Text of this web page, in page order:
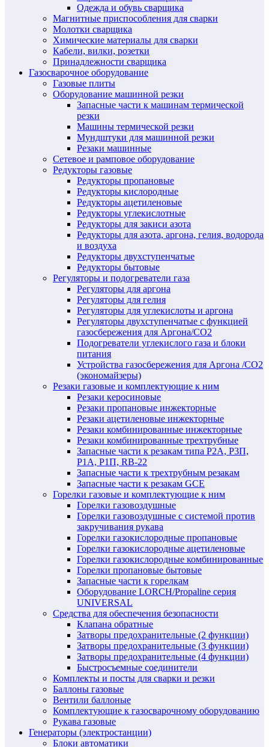
Одежда и обувь сварщика
Магнитные приспособления для сварки
Молотки сварщика
Химические материалы для сварки
Кабели, вилки, розетки
Принадлежности сварщика
Газосварочное оборудование
Газовые плиты
Оборудование машинной резки
Запасные части к машинам термической
резки
Машины термической резки
Мундштуки для машинной резки
Резаки машинные
Сетевое и рамповое оборудование
Редукторы газовые
Редукторы пропановые
Редукторы кислородные
Редукторы ацетиленовые
Редукторы углекислотные
Редукторы для закиси азота
Редукторы для азота, аргона, гелия, водорода
и воздуха
Редукторы двухступенчатые
Редукторы бытовые
Регуляторы и подогреватели газа
Регуляторы для аргона
Регуляторы для гелия
Регуляторы для углекислоты и аргона
Регуляторы двухступенчатые c функцией
газосбережения для Аргона/СО2
Подогреватели углекислого газа и блоки
питания
Устройства газосбережения для Аргона /СО2
(экономайзеры)
Резаки газовые и комплектующие к ним
Резаки керосиновые
Резаки пропановые инжекторные
Резаки ацетиленовые инжекторные
Резаки комбинированные инжекторные
Резаки комбинированные трехтрубные
Запасные части к резакам типа Р2А, Р3П,
Р1А, Р1П, RB-22
Запасные части к трехтрубным резакам
Запасные части к резакам GCE
Горелки газовые и комплектующие к ним
Горелки газовоздушные
Горелки газовоздушные с системой против
закручивания рукава
Горелки газокислородные пропановые
Горелки газокислородные ацетиленовые
Горелки газокислородные комбинированные
Горелки пропановые бытовые
Запасные части к горелкам
Оборудование LORCH/Propaline серия
UNIVERSAL
Средства для обеспечения безопасности
Клапана обратные
Затворы предохранительные (2 функции)
Затворы предохранительные (3 функции)
Затворы предохранительные (4 функции)
Быстросъемные соединители
Комплекты и посты для сварки и резки
Баллоны газовые
Вентили баллоные
Комплектующие к газосварочному оборудованию
Рукава газовые
Генераторы (электростанции)
Блоки автоматики